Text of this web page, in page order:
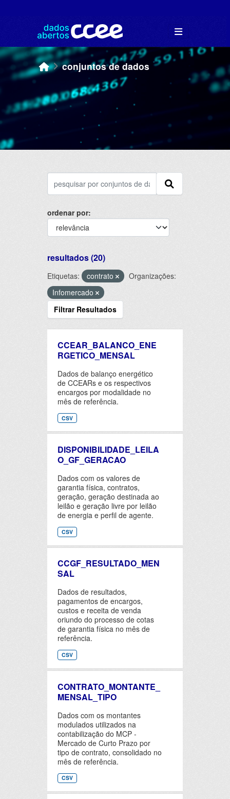
conjuntos de dados
ordenar por
resultados (20)
Etiquetas: contrato
Organizações:
Infomercado
Filtrar Resultados
CCEAR_BALANCO_ENE
RGETICO_MENSAL
Dados de balanço energético
de CCEARs e os respectivos
encargos por modalidade no
mês de referência.
CSV
DISPONIBILIDADE_LEILA
O_GF_GERACAO
Dados com os valores de
garantia física, contratos,
geração, geração destinada ao
leilão e geração livre por leilão
de energia e perfil de agente.
CSV
CCGF_RESULTADO_MEN
SAL
Dados de resultados,
pagamentos de encargos,
custos e receita de venda
oriundo do processo de cotas
de garantia física no mês de
referência.
CSV
CONTRATO_MONTANTE_
MENSAL_TIPO
Dados com os montantes
modulados utilizados na
contabilização do MCP -
Mercado de Curto Prazo por
tipo de contrato, consolidado no
mês de referência.
CSV